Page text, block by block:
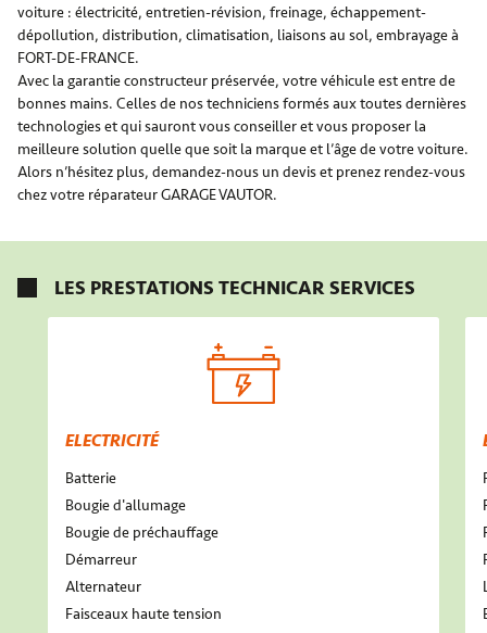
voiture : électricité, entretien-révision, freinage, échappement-
dépollution, distribution, climatisation, liaisons au sol, embrayage à
FORT-DE-FRANCE.
Avec la garantie constructeur préservée, votre véhicule est entre de
bonnes mains. Celles de nos techniciens formés aux toutes dernières
technologies et qui sauront vous conseiller et vous proposer la
meilleure solution quelle que soit la marque et l’âge de votre voiture.
Alors n’hésitez plus, demandez-nous un devis et prenez rendez-vous
chez votre réparateur GARAGE VAUTOR.
LES PRESTATIONS TECHNICAR SERVICES
ELECTRICITÉ
Batterie
Bougie d'allumage
Bougie de préchauffage
Démarreur
Alternateur
Faisceaux haute tension